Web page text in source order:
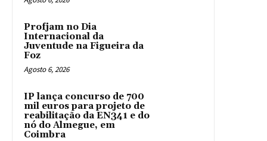
Profjam no Dia
Internacional da
Juventude na Figueira da
Foz
Agosto 6, 2026
IP lança concurso de 700
mil euros para projeto de
reabilitação da EN341 e do
nó do Almegue, em
Coimbra